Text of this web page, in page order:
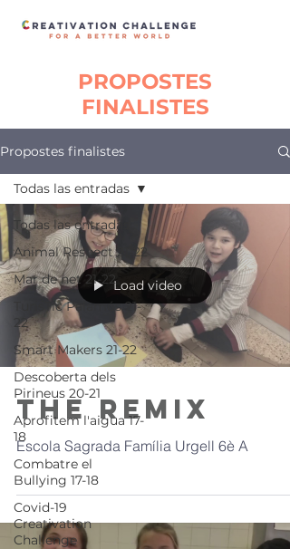
PROPOSTES
FINALISTES
Propostes finalistes
Todas las entradas
Animal Respect 21-22
Mar de net 21-22
TurisTic Palamós 21-
22
Smart Makers 21-22
Descoberta dels
Pirineus 20-21
Aprofitem l'aigua 17-
18
Combatre el
Bullying 17-18
Covid-19
Creativation
Challenge
Todas las entradas
Load video
The Remix
Escola Sagrada Família Urgell 6è A